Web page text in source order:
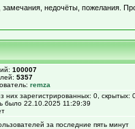
недочёты, пожелания.
100007
5357
remza
них зарегистрированных: 0,
было 22.10.2025 11:29:39
за последние пять минут